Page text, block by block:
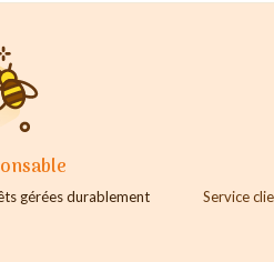
gérées durablement Service